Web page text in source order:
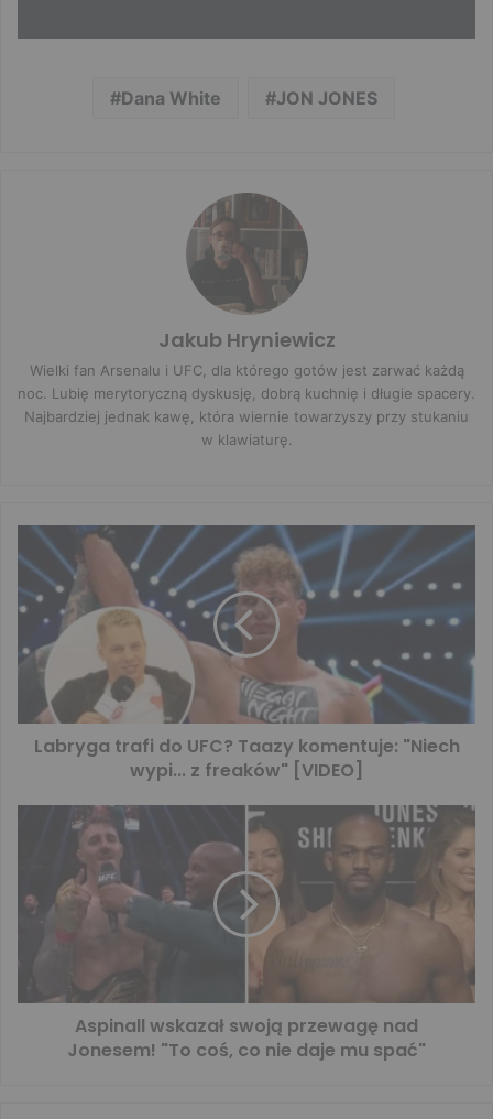
Dana White JON JONES
Jakub Hryniewicz
Wielki fan Arsenalu i UFC, dla którego gotów jest zarwać każdą
noc. Lubię merytoryczną dyskusję, dobrą kuchnię i długie spacery.
Najbardziej jednak kawę, która wiernie towarzyszy przy stukaniu
w klawiaturę.
Labryga trafi do UFC? Taazy komentuje: "Niech
wypi... z freaków" [VIDEO]
Aspinall wskazał swoją przewagę nad
Jonesem! "To coś, co nie daje mu spać"